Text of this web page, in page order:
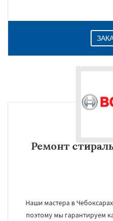
Ремонт
Наши мастера в
поэтому мы гарантируем